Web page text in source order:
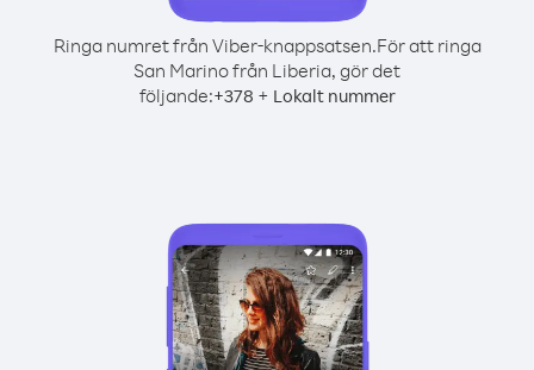
Ringa numret från Viber-knappsatsen.För att ringa
San Marino från Liberia, gör det
följande:+378 + Lokalt nummer